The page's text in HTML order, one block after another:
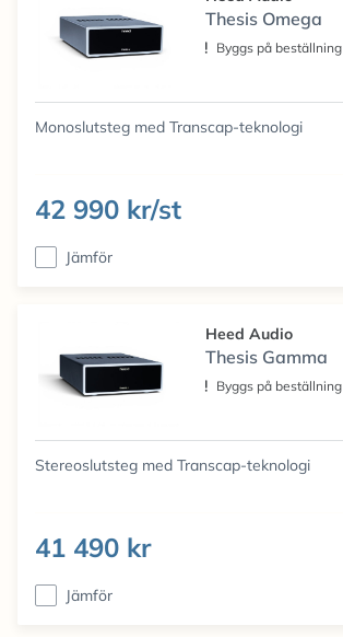
Thesis Omega
Byggs på beställning
Monoslutsteg med Transcap-teknologi
42 990 kr/st
Jämför
Heed Audio
Thesis Gamma
Byggs på beställning
Stereoslutsteg med Transcap-teknologi
41 490 kr
Jämför